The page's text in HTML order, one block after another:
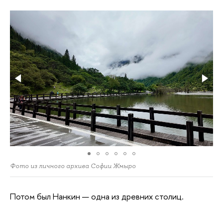
Фото из личного архива Софии Жмыро
Потом был Нанкин — одна из древних столиц.